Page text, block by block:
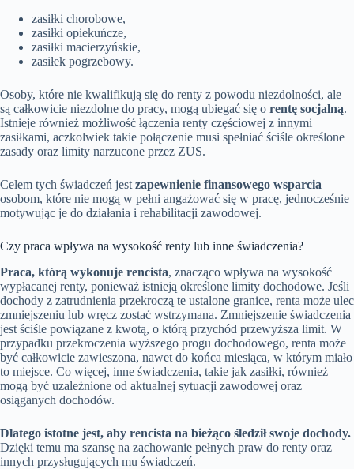
zasiłki chorobowe,
zasiłki opiekuńcze,
zasiłki macierzyńskie,
zasiłek pogrzebowy.
Osoby, które nie kwalifikują się do renty z powodu niezdolności, ale
są całkowicie niezdolne do pracy, mogą ubiegać się o rentę socjalną.
Istnieje również możliwość łączenia renty częściowej z innymi
zasiłkami, aczkolwiek takie połączenie musi spełniać ściśle określone
zasady oraz limity narzucone przez ZUS.
Celem tych świadczeń jest zapewnienie finansowego wsparcia
osobom, które nie mogą w pełni angażować się w pracę, jednocześnie
motywując je do działania i rehabilitacji zawodowej.
Czy praca wpływa na wysokość renty lub inne świadczenia?
Praca, którą wykonuje rencista, znacząco wpływa na wysokość
wypłacanej renty, ponieważ istnieją określone limity dochodowe. Jeśli
dochody z zatrudnienia przekroczą te ustalone granice, renta może ulec
zmniejszeniu lub wręcz zostać wstrzymana. Zmniejszenie świadczenia
jest ściśle powiązane z kwotą, o którą przychód przewyższa limit. W
przypadku przekroczenia wyższego progu dochodowego, renta może
być całkowicie zawieszona, nawet do końca miesiąca, w którym miało
to miejsce. Co więcej, inne świadczenia, takie jak zasiłki, również
mogą być uzależnione od aktualnej sytuacji zawodowej oraz
osiąganych dochodów.
Dlatego istotne jest, aby rencista na bieżąco śledził swoje dochody.
Dzięki temu ma szansę na zachowanie pełnych praw do renty oraz
innych przysługujących mu świadczeń.